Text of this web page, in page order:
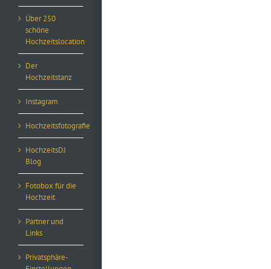
Über 250
schöne
Hochzeitslocation
Der
Hochzeitstanz
Instagram
Hochzeitsfotografie
HochzeitsDJ
Blog
Fotobox für die
Hochzeit
Partner und
Links
Privatsphäre-